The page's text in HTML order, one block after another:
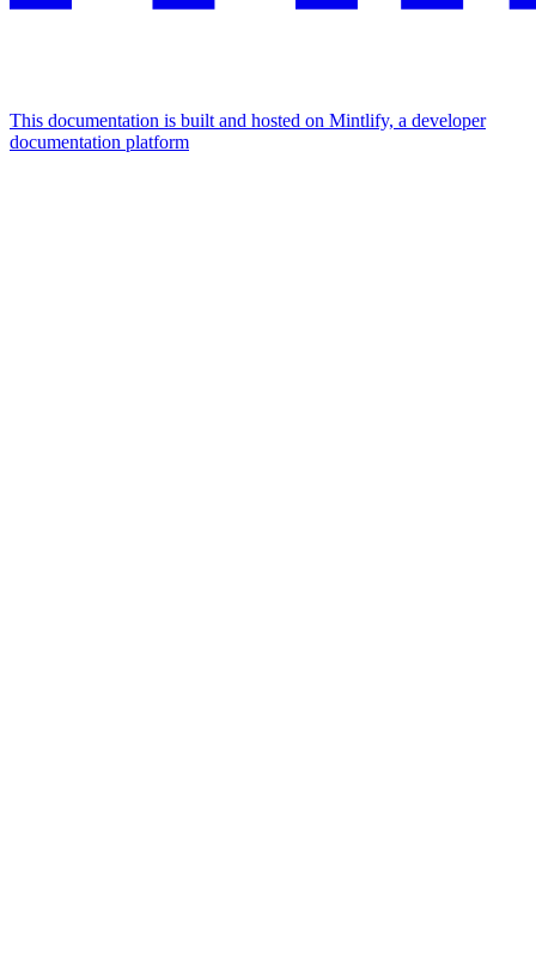
This documentation is built and hosted on Mintlify, a developer
documentation platform